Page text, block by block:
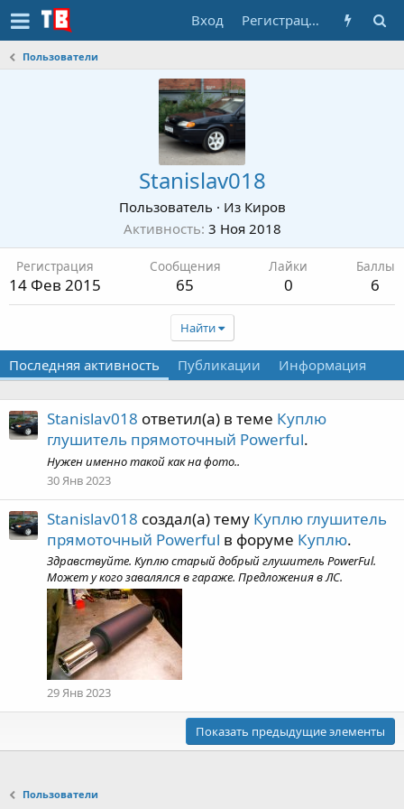
Вход Регистрация
Пользователи
Stanislav018
Пользователь · Из Киров
Активность 3 Ноя 2018
Регистрация
14 Фев 2015
Сообщения
65
Лайки
0
Баллы
6
Найти
Последняя активность Публикации Информация
Stanislav018 ответил(а) в теме Куплю
глушитель прямоточный Powerful.
Нужен именно такой как на фото..
30 Янв 2023
Stanislav018 создал(а) тему Куплю глушитель
прямоточный Powerful в форуме Куплю.
Здравствуйте. Куплю старый добрый глушитель PowerFul.
Может у кого завалялся в гараже. Предложения в ЛС.
29 Янв 2023
Показать предыдущие элементы
Пользователи